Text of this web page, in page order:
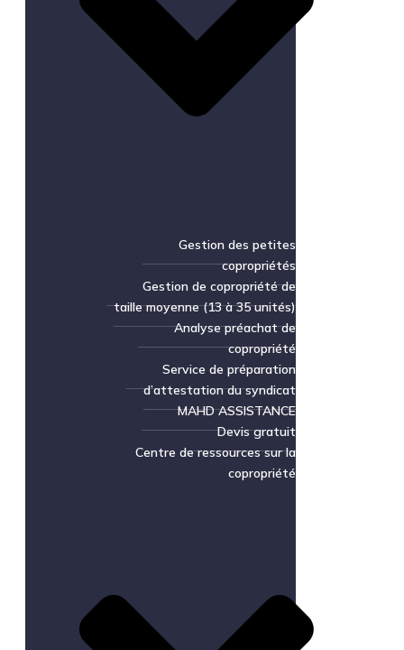
Gestion des petites
copropriétés
Gestion de copropriété de
taille moyenne (13 à 35 unités)
Analyse préachat de
copropriété
Service de préparation
d’attestation du syndicat
MAHD ASSISTANCE
Devis gratuit
Centre de ressources sur la
copropriété